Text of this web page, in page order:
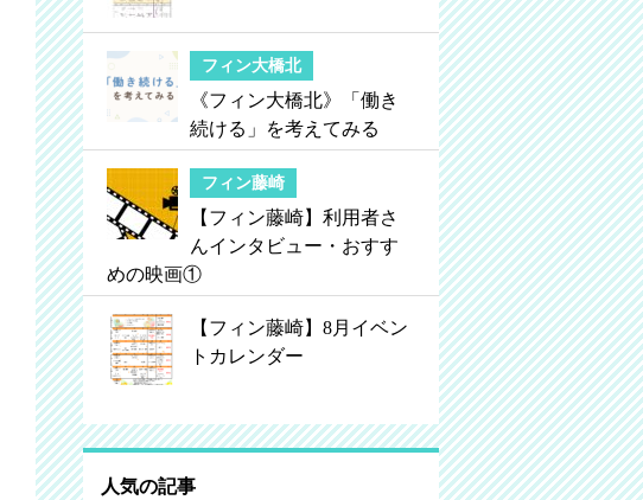
フィン大橋北
《フィン大橋北》「働き
続ける」を考えてみる
フィン藤崎
【フィン藤崎】利用者さ
んインタビュー・おすす
めの映画①
【フィン藤崎】8月イベン
トカレンダー
人気の記事